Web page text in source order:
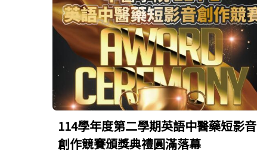
114學年度第二學期英語中醫藥短影音
創作競賽頒獎典禮圓滿落幕